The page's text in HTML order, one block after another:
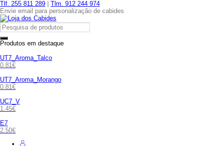
Tlf. 255 811 289
Tlm. 912 244 974
Envie email para personalização de cabides
Produtos em destaque
UT7_Aroma_Talco
0.81€
UT7_Aroma_Morango
0.81€
UC7_V
1.45€
E7
2.50€